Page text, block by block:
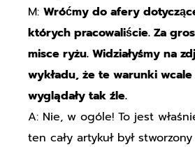
M: Wróćmy do afery
których pracowaliście. Za
misce ryżu. Widziałyśmy na
wykładu, że te warunki
wyglądały tak źle.
A: Nie, w ogóle! To jest
ten cały artykuł był